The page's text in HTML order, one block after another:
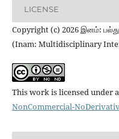
LICENSE
Copyright (c) 2026 இனம்:
(Inam: Multidisciplinary
This work is licensed under a
NonCommercial-